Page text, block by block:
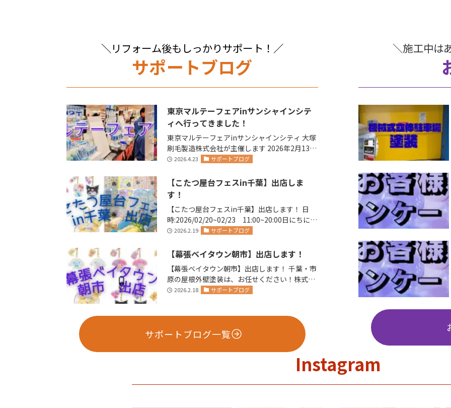
＼リフォーム後もしっかりサポート！／
サポートブログ
東京マルテーフェアinサンシャインシテ
ィへ行ってきました！
東京マルテーフェアinサンシャインシティ 大塚
刷毛製造株式会社が主催します 2026年2月13日
(金)14日(土)に開催されま…
2026.4.23 サポートブログ
【こたつ屋台フェスin千葉】出店しま
す！
【こたつ屋台フェスin千葉】出店します！ 日
時:2026/02/20~02/23 11:00~20:00日にちによ
り営業…
2026.2.19 サポートブログ
【幕張ベイタウン朝市】出店します！
【幕張ベイタウン朝市】出店します！ 千葉・市
原の屋根外壁塗装は、お任せください！株式会
社リペイント🫟 …
2026.2.18 サポートブログ
サポートブログ一覧
＼施工中は
Instagram